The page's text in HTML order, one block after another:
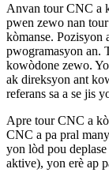
Anvan tour CNC a
pwen zewo nan
kòmanse. Pozisyon
pwogramasyon an.
kowòdone zewo.
ak direksyon ant
referans sa a se jis
Apre tour CNC a
CNC a pa pral
yon lòd pou
aktive), yon erè ap